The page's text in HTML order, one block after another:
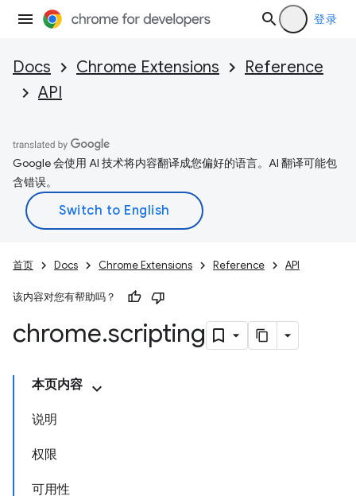
登录
Docs Chrome Extensions
Reference
API
Google 会使用 AI 技术将内容翻译成您偏好的语言。AI 翻译可能包
含错误。
首页 Docs Chrome Extensions Reference API
该内容对您有帮助吗？
chrome.scripting
本页内容
说明
权限
可用性